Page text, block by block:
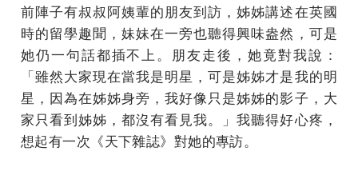
前陣子有叔叔阿姨輩的朋友到訪，姊姊講述在英國
時的留學趣聞，妹妹在一旁也聽得興味盎然，可是
她仍一句話都插不上。朋友走後，她竟對我說：
「雖然大家現在當我是明星，可是姊姊才是我的明
星，因為在姊姊身旁，我好像只是姊姊的影子，大
家只看到姊姊，都沒有看見我。」我聽得好心疼，
想起有一次《天下雜誌》對她的專訪。